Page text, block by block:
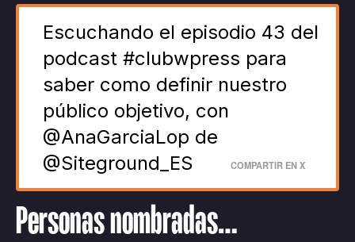
Escuchando el episodio 43 del
podcast #clubwpress para
saber como definir nuestro
público objetivo, con
@AnaGarciaLop de
@Siteground_ES
COMPARTIR EN X
Personas nombradas…